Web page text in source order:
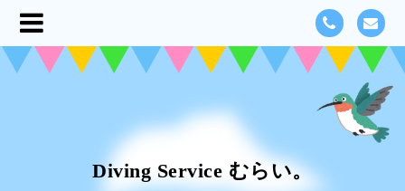
Diving Service むらい。